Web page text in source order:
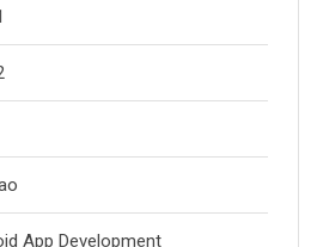
App Development